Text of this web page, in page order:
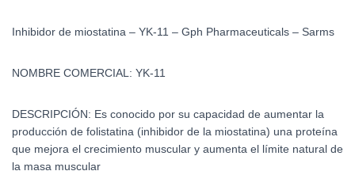
Inhibidor de miostatina – YK-11 – Gph Pharmaceuticals – Sarms
NOMBRE COMERCIAL: YK-11
DESCRIPCIÓN: Es conocido por su capacidad de aumentar la
producción de folistatina (inhibidor de la miostatina) una proteína
que mejora el crecimiento muscular y aumenta el límite natural de
la masa muscular